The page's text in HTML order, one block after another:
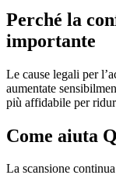
Perché la
importante
Le cause legali per
aumentate
più affidabile per
Come aiuta
La scansione